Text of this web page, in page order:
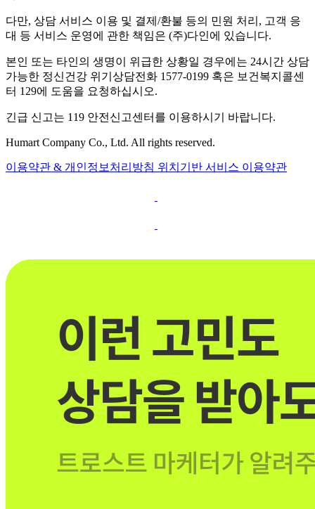
다만, 상담 서비스 이용 및 결제/환불 등의 민원 처리, 고객 응
대 등 서비스 운영에 관한 책임은 (주)다인에 있습니다.
본인 또는 타인의 생명이 위급한 상황일 경우에는 24시간 상담
가능한 정신건강 위기상담전화 1577-0199 혹은 보건복지콜센
터 129에 도움을 요청하십시오.
긴급 신고는 119 안전신고센터를 이용하시기 바랍니다.
Humart Company Co., Ltd. All rights reserved.
이용약관 & 개인정보처리방침 위치기반 서비스 이용약관